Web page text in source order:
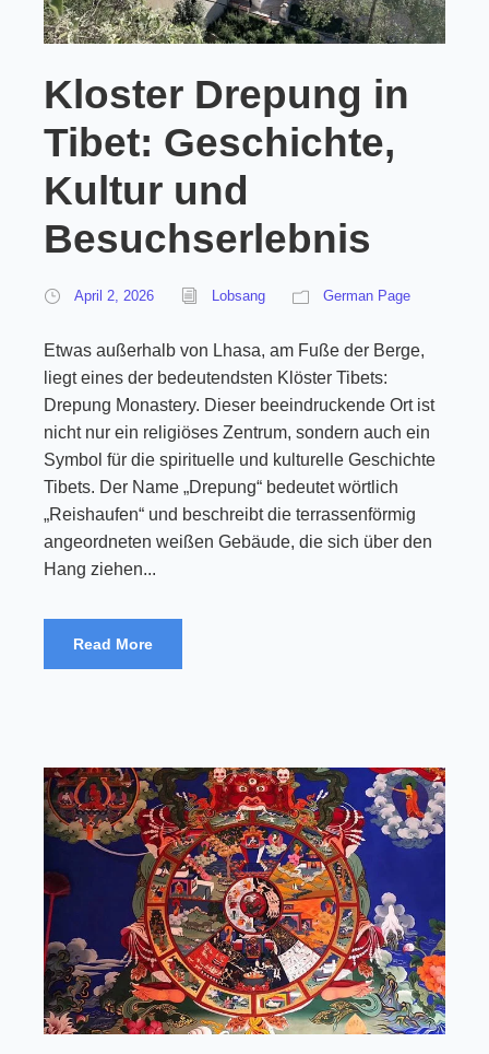
Kloster Drepung in
Tibet: Geschichte,
Kultur und
Besuchserlebnis
April 2, 2026 Lobsang German Page
Etwas außerhalb von Lhasa, am Fuße der Berge,
liegt eines der bedeutendsten Klöster Tibets:
Drepung Monastery. Dieser beeindruckende Ort ist
nicht nur ein religiöses Zentrum, sondern auch ein
Symbol für die spirituelle und kulturelle Geschichte
Tibets. Der Name „Drepung“ bedeutet wörtlich
„Reishaufen“ und beschreibt die terrassenförmig
angeordneten weißen Gebäude, die sich über den
Hang ziehen...
Read More